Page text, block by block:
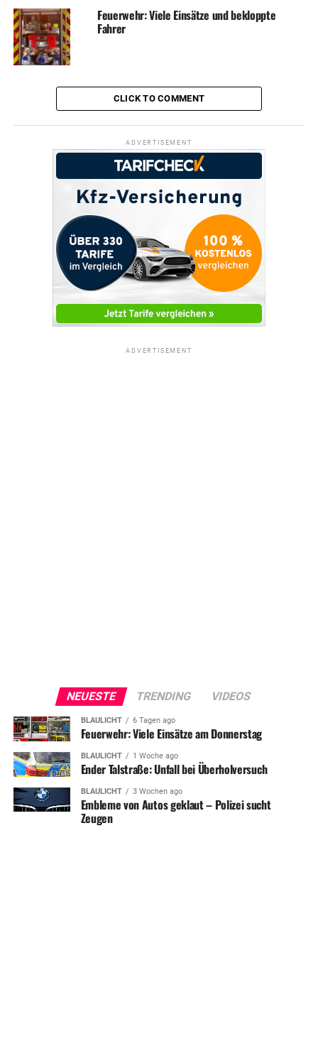
Feuerwehr: Viele Einsätze und bekloppte
Fahrer
CLICK TO COMMENT
ADVERTISEMENT
ADVERTISEMENT
NEUESTE TRENDING VIDEOS
BLAULICHT 6 Tagen ago
Feuerwehr: Viele Einsätze am Donnerstag
BLAULICHT 1 Woche ago
Ender Talstraße: Unfall bei Überholversuch
BLAULICHT 3 Wochen ago
Embleme von Autos geklaut – Polizei sucht
Zeugen